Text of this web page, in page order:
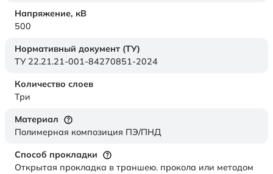
Напряжение, кВ
500
Нормативный документ (ТУ)
ТУ 22.21.21-001-84270851-2024
Количество слоев
Три
Материал
Полимерная композиция ПЭ/ПНД
Способ прокладки
Открытая прокладка в траншею. прокола или методом